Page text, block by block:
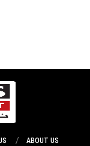
ABOUT US